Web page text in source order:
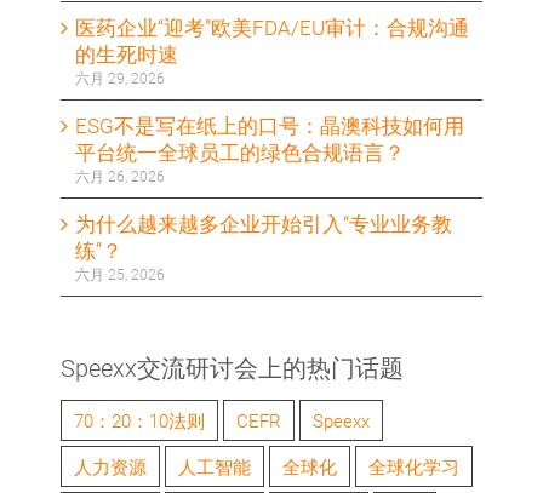
医药企业“迎考”欧美FDA/EU审计：合规沟通
的⽣死时速
六月 29, 2026
ESG不是写在纸上的口号：晶澳科技如何用
平台统一全球员工的绿色合规语言？
六月 26, 2026
为什么越来越多企业开始引入“专业业务教
练”？
六月 25, 2026
Speexx交流研讨会上的热门话题
70：20：10法则 CEFR
Speexx
人力资源
人工智能 全球化
全球化学习